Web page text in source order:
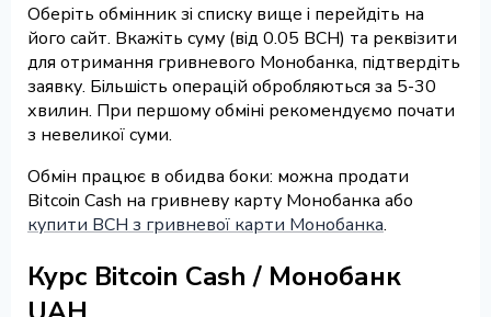
Оберіть обмінник зі списку вище і перейдіть на
його сайт. Вкажіть суму (від 0.05 BCH) та реквізити
для отримання гривневого Монобанка, підтвердіть
заявку. Більшість операцій обробляються за 5-30
хвилин. При першому обміні рекомендуємо почати
з невеликої суми.
Обмін працює в обидва боки: можна продати
Bitcoin Cash на гривневу карту Монобанка або
купити BCH з гривневої карти Монобанка.
Курс Bitcoin Cash / Монобанк